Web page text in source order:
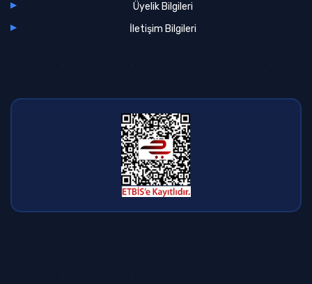
Üyelik Bilgileri
İletişim Bilgileri